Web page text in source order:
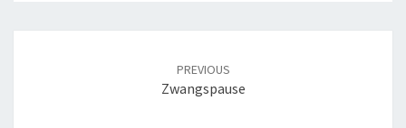
PREVIOUS
Zwangspause